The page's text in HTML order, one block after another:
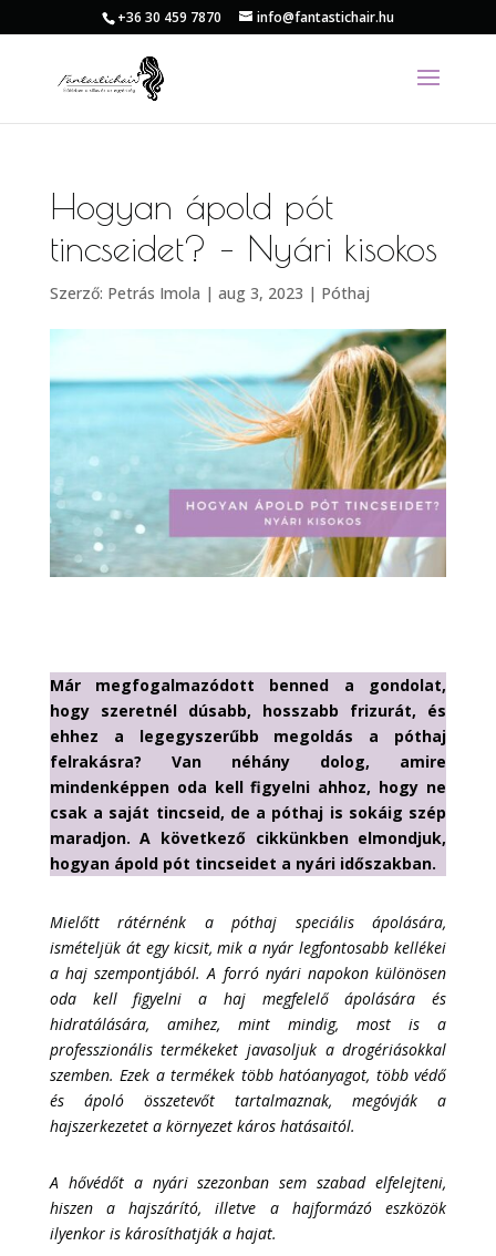
+36 30 459 7870 info@fantastichair.hu
Hogyan ápold pót
tincseidet? – Nyári kisokos
Szerző: Petrás Imola | aug 3, 2023 | Póthaj
Már megfogalmazódott benned a gondolat,
hogy szeretnél dúsabb, hosszabb frizurát, és
ehhez a legegyszerűbb megoldás a póthaj
felrakásra? Van néhány dolog, amire
mindenképpen oda kell figyelni ahhoz, hogy ne
csak a saját tincseid, de a póthaj is sokáig szép
maradjon. A következő cikkünkben elmondjuk,
hogyan ápold pót tincseidet a nyári időszakban.
Mielőtt rátérnénk a póthaj speciális ápolására,
ismételjük át egy kicsit, mik a nyár legfontosabb kellékei
a haj szempontjából. A forró nyári napokon különösen
oda kell figyelni a haj megfelelő ápolására és
hidratálására, amihez, mint mindig, most is a
professzionális termékeket javasoljuk a drogériásokkal
szemben. Ezek a termékek több hatóanyagot, több védő
és ápoló összetevőt tartalmaznak, megóvják a
hajszerkezetet a környezet káros hatásaitól.
A hővédőt a nyári szezonban sem szabad elfelejteni,
hiszen a hajszárító, illetve a hajformázó eszközök
ilyenkor is károsíthatják a hajat.